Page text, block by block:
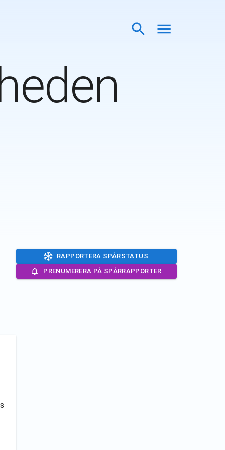
RAPPORTERA SPÅRSTATUS
PRENUMERERA PÅ SPÅRRAPPORTER